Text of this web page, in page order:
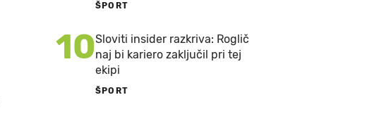
ŠPORT
10Sloviti insider razkriva: Roglič
naj bi kariero zaključil pri tej
ekipi
ŠPORT